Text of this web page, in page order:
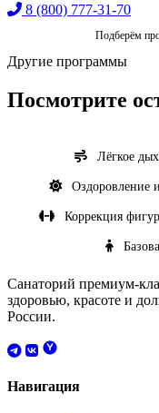
8 (800) 777-31-70
Подберём
Другие программы
Посмотрите
Лёгкое
Оздоровление
Коррекция
Санаторий премиум-
здоровью, красоте и
России.
Навигация